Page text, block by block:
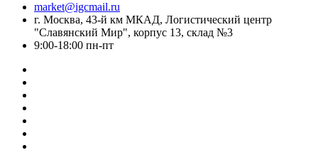
market@igcmail.ru
г. Москва, 43-й км МКАД, Логистический центр
"Славянский Мир", корпус 13, склад №3
9:00-18:00 пн-пт